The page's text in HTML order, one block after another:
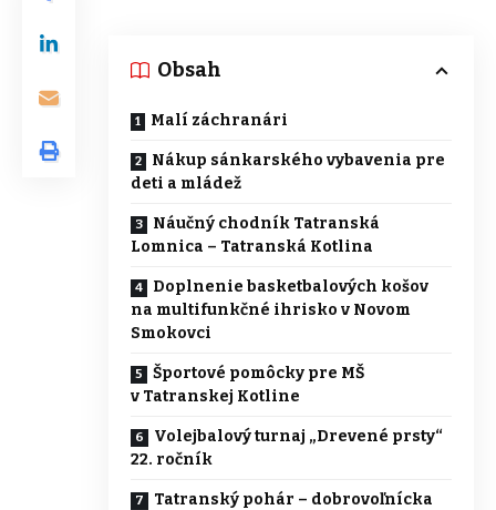
Obsah
Malí záchranári
Nákup sánkarského vybavenia pre
deti a mládež
Náučný chodník Tatranská
Lomnica – Tatranská Kotlina
Doplnenie basketbalových košov
na multifunkčné ihrisko v Novom
Smokovci
Športové pomôcky pre MŠ
v Tatranskej Kotline
Volejbalový turnaj „Drevené prsty“
22. ročník
Tatranský pohár – dobrovoľnícka